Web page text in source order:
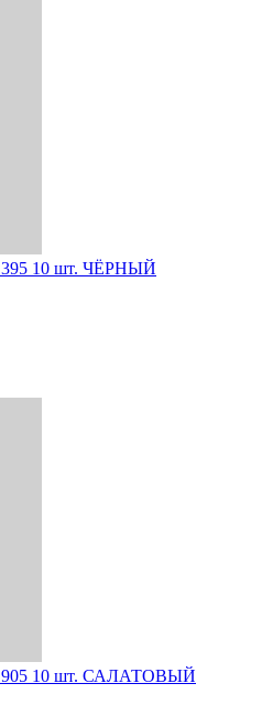
10 шт. ЧЁРНЫЙ
1905 10 шт. САЛАТОВЫЙ